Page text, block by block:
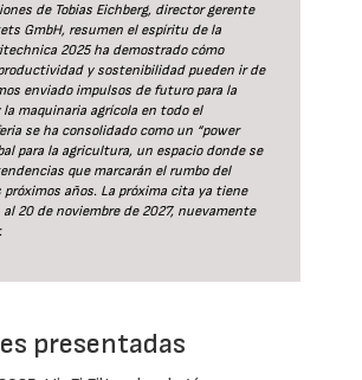
de Tobias Eichberg, director gerente
GmbH, resumen el espíritu de la
2025 ha demostrado cómo
y sostenibilidad pueden ir de
enviado impulsos de futuro para la
maquinaria agrícola en todo el
se ha consolidado como un “power
para la agricultura, un espacio donde se
que marcarán el rumbo del
próximos años. La próxima cita ya tiene
al 20 de noviembre de 2027, nuevamente
presentadas